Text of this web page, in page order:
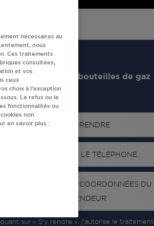
Revendeur de bouteilles de gaz
S'Y RENDRE
AFFICHER LE TÉLÉPHONE
RECEVOIR LES COORDONNÉES DU
REVENDEUR
sur « S’y rendre », j’autorise le traitement
nécessaires au
nous
Ces traitements
consultées,
et vos
ceux
choix à l’exception
Le refus ou le
fonctionnalités ou
non
en savoir plus :